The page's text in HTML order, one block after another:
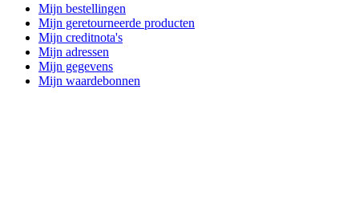
Mijn bestellingen
Mijn geretourneerde producten
Mijn creditnota's
Mijn adressen
Mijn gegevens
Mijn waardebonnen